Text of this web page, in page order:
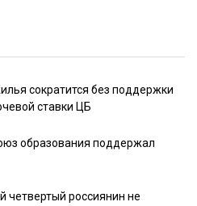
сократится без поддержки
ставки ЦБ
образования поддержал
четвертый россиянин не